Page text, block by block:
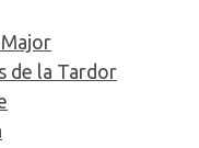
de la Tardor